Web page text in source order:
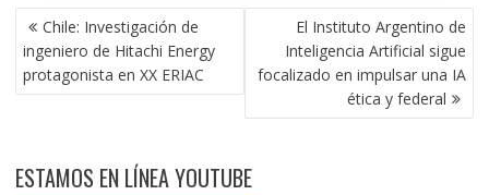
NAVEGACIÓN
DE
ENTRADAS
Chile: Investigación de
ingeniero de Hitachi Energy
protagonista en XX ERIAC
El Instituto Argentino de
Inteligencia Artificial sigue
focalizado en impulsar una IA
ética y federal
ESTAMOS EN LÍNEA YOUTUBE